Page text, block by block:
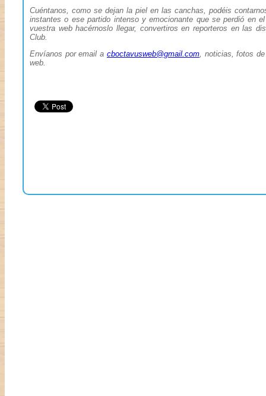
Cuéntanos, como se dejan la piel en las canchas, podéis
instantes o ese partido intenso y emocionante que se perdió en
vuestra web hacérnoslo llegar, convertiros en reporteros en las
Club.
Envíanos por email a cboctavusweb@gmail.com, noticias, fotos
web.